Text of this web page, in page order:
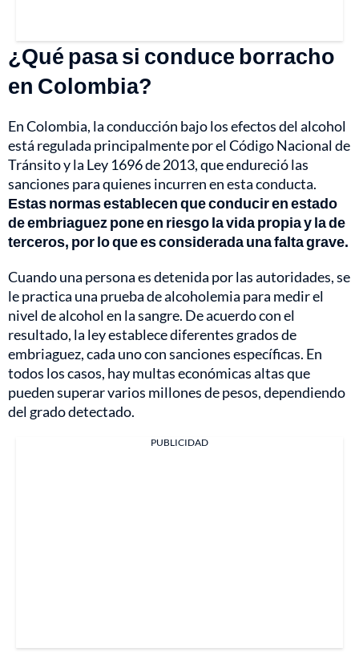
¿Qué pasa si conduce borracho
en Colombia?
En Colombia, la conducción bajo los efectos del alcohol
está regulada principalmente por el Código Nacional de
Tránsito y la Ley 1696 de 2013, que endureció las
sanciones para quienes incurren en esta conducta.
Estas normas establecen que conducir en estado
de embriaguez pone en riesgo la vida propia y la de
terceros, por lo que es considerada una falta grave.
Cuando una persona es detenida por las autoridades, se
le practica una prueba de alcoholemia para medir el
nivel de alcohol en la sangre. De acuerdo con el
resultado, la ley establece diferentes grados de
embriaguez, cada uno con sanciones específicas. En
todos los casos, hay multas económicas altas que
pueden superar varios millones de pesos, dependiendo
del grado detectado.
PUBLICIDAD